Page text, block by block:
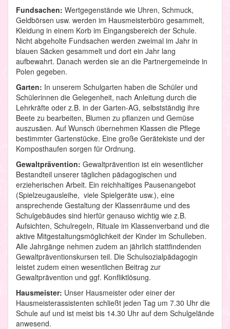
Fundsachen: Wertgegenstände wie Uhren, Schmuck,
Geldbörsen usw. werden im Hausmeisterbüro gesammelt,
Kleidung in einem Korb im Eingangsbereich der Schule.
Nicht abgeholte Fundsachen werden zweimal im Jahr in
blauen Säcken gesammelt und dort ein Jahr lang
aufbewahrt. Danach werden sie an die Partnergemeinde in
Polen gegeben.
Garten: In unserem Schulgarten haben die Schüler und
Schülerinnen die Gelegenheit, nach Anleitung durch die
Lehrkräfte oder z.B. in der Garten-AG, selbstständig ihre
Beete zu bearbeiten, Blumen zu pflanzen und Gemüse
auszusäen. Auf Wunsch übernehmen Klassen die Pflege
bestimmter Gartenstücke. Eine große Gerätekiste und der
Komposthaufen sorgen für Ordnung.
Gewaltprävention: Gewaltprävention ist ein wesentlicher
Bestandteil unserer täglichen pädagogischen und
erzieherischen Arbeit. Ein reichhaltiges Pausenangebot
(Spielzeugausleihe, viele Spielgeräte usw.), eine
ansprechende Gestaltung der Klassenräume und des
Schulgebäudes sind hierfür genauso wichtig wie z.B.
Aufsichten, Schulregeln, Rituale im Klassenverband und die
aktive Mitgestaltungsmöglichkeit der Kinder im Schulleben.
Alle Jahrgänge nehmen zudem an jährlich stattfindenden
Gewaltpräventionskursen teil. Die Schulsozialpädagogin
leistet zudem einen wesentlichen Beitrag zur
Gewaltprävention und ggf. Konfliktlösung.
Hausmeister: Unser Hausmeister oder einer der
Hausmeisterassistenten schließt jeden Tag um 7.30 Uhr die
Schule auf und ist meist bis 14.30 Uhr auf dem Schulgelände
anwesend.